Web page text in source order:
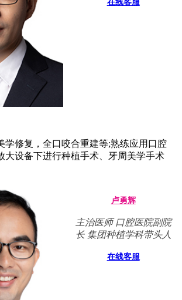
在线客服
学修复，全口咬合重建等;熟练应用口腔
大设备下进行种植手术、牙周美学手术
卢勇辉
主治医师 口腔医院副院
长 集团种植学科带头人
在线客服